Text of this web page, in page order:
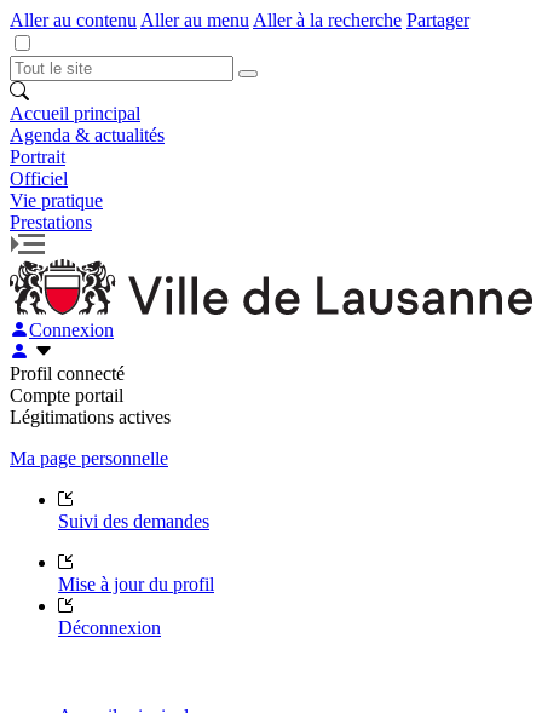
Aller au contenu Aller au menu Aller à la recherche Partager
Accueil principal
Agenda & actualités
Portrait
Officiel
Vie pratique
Prestations
Connexion
Profil connecté
Compte portail
Légitimations actives
Ma page personnelle
Suivi des demandes
Mise à jour du profil
Déconnexion